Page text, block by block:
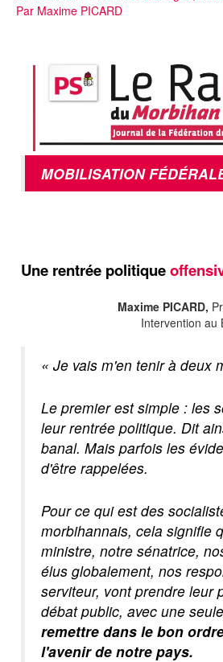
Par Maxime PICARD
MOBILISATION
Une rentrée politique
Maxime PICARD,
Intervention au
« Je vais m'en tenir à deux
Le premier est simple : les
leur rentrée politique. Dit
banal. Mais parfois les
d'être rappelées.
Pour ce qui est des
morbihannais, cela signifie
ministre, notre sénatrice,
élus globalement, nos
serviteur, vont prendre leur
débat public, avec une
remettre dans le bon
l'avenir de notre pays.